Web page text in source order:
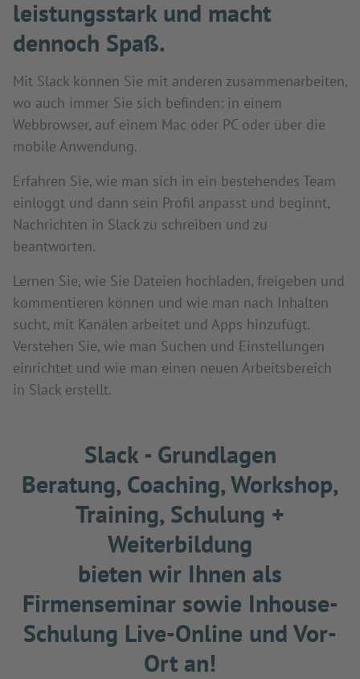
leistungsstark und macht
dennoch Spaß.
Mit Slack können Sie mit anderen zusammenarbeiten,
wo auch immer Sie sich befinden: in einem
Webbrowser, auf einem Mac oder PC oder über die
mobile Anwendung.
Erfahren Sie, wie man sich in ein bestehendes Team
einloggt und dann sein Profil anpasst und beginnt,
Nachrichten in Slack zu schreiben und zu
beantworten.
Lernen Sie, wie Sie Dateien hochladen, freigeben und
kommentieren können und wie man nach Inhalten
sucht, mit Kanälen arbeitet und Apps hinzufügt.
Verstehen Sie, wie man Suchen und Einstellungen
einrichtet und wie man einen neuen Arbeitsbereich
in Slack erstellt.
Slack - Grundlagen
Beratung, Coaching, Workshop,
Training, Schulung +
Weiterbildung
bieten wir Ihnen als
Firmenseminar sowie Inhouse-
Schulung Live-Online und Vor-
Ort an!